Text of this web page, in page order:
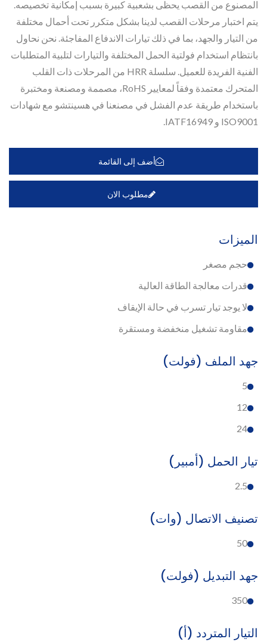
المصنوع من القصب يحظى بشعبية كبيرة بسبب إمكانية تخصيصه.
يتم اختبار مرحلات القصب لدينا بشكل متكرر تحت أحمال مختلفة
من التيار والجهد، بما في ذلك تيارات الاندفاع المفاجئة. نحن نحاول
بانتظام استخدام فولتية الحمل المختلفة والتيارات لتلبية المتطلبات
الفنية الفريدة للعميل. سلسلة HRR من المرحلات ذات القلب
المتحرك معتمدة وفقاً لمعايير RoHS، مصممة ومصنعة ومختبرة
باستخدام طريقة عدم الفشل في مصنعنا في هسينتشو مع شهادات
ISO9001 و IATF16949.
أضف إلى القائمة
مطلوب الان
الميزات
حجم مصغر
قدرات معالجة الطاقة العالية
لا يوجد تيار تسرب في حالة الإيقاف
مقاومة تشغيل منخفضة ومستقرة
جهد الملف (فولت)
5
12
24
تيار الحمل (أمبير)
2.5
تصنيف الاتصال (وات)
50
جهد التبديل (فولت)
350
التيار المتردد (أ)